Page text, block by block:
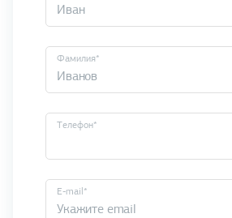
Фамилия*
Телефон*
E-mail*